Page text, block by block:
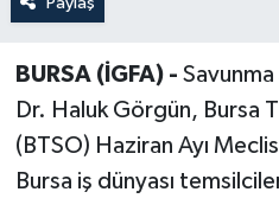
BURSA (İGFA) - Savunma
Dr. Haluk Görgün, Bursa
(BTSO) Haziran Ayı
Bursa iş dünyası